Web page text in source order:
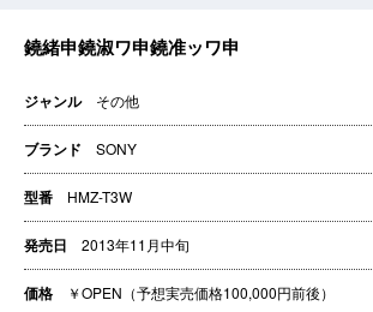
ジャンル その他
ブランド SONY
型番 HMZ-T3W
発売日 2013年11月中旬
価格 ￥OPEN（予想実売価格100,000円前後）